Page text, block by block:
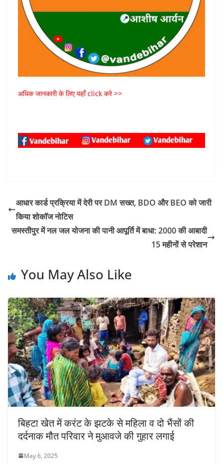
अधिक जानकारी के लिए यहाँ click करे >>
आधार कार्ड प्रक्रिया में देरी पर DM सख्त, BDO और BEO को जारी
किया शोकाॅज नोटिस
समस्तीपुर में नल जल योजना की पानी आपूर्ति में बाधा: 2000 की आबादी
15 महीनों से परेशान
You May Also Like
बिहटा खेत में करंट के झटके से महिला व दो भैंसों की
दर्दनाक मौत परिवार ने मुआवजे की गुहार लगाई
May 6, 2025